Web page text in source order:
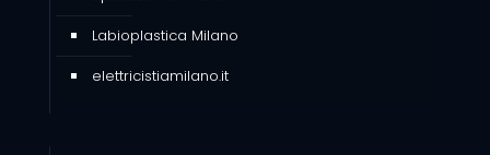
Labioplastica Milano
elettricistiamilano.it